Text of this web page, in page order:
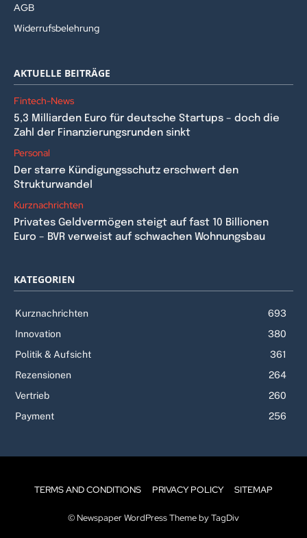
AGB
Widerrufsbelehrung
AKTUELLE BEITRÄGE
Fintech-News
5,3 Milliarden Euro für deutsche Startups – doch die
Zahl der Finanzierungsrunden sinkt
Personal
Der starre Kündigungsschutz erschwert den
Strukturwandel
Kurznachrichten
Privates Geldvermögen steigt auf fast 10 Billionen
Euro – BVR verweist auf schwachen Wohnungsbau
KATEGORIEN
Kurznachrichten
693
Innovation
380
Politik & Aufsicht
361
Rezensionen
264
Vertrieb
260
Payment
256
TERMS AND CONDITIONS PRIVACY POLICY SITEMAP
© Newspaper WordPress Theme by TagDiv